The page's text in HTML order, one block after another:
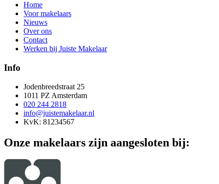
Home
Voor makelaars
Nieuws
Over ons
Contact
Werken bij Juiste Makelaar
Info
Jodenbreedstraat 25
1011 PZ Amsterdam
020 244 2818
info@juistemakelaar.nl
KvK: 81234567
Onze makelaars zijn aangesloten bij: